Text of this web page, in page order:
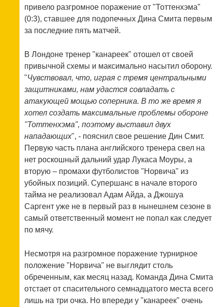
привело разгромное поражение от "Тоттенхэма"
(0:3), ставшее для подопечных Дина Смита первым
за последние пять матчей.
В Лондоне тренер "канареек" отошел от своей
привычной схемы и максимально насытил оборону.
"Чувствовал, что, играя с тремя центральными
защитниками, нам удастся совладать с
атакующей мощью соперника. В то же время я
хотел создать максимальные проблемы обороне
"Тоттенхэма", поэтому выставил двух
нападающих", - пояснил свое решение Дин Смит.
Первую часть плана английского тренера свел на
нет роскошный дальний удар Лукаса Моуры, а
вторую – промахи футболистов "Норвича" из
убойных позиций. Супершанс в начале второго
тайма не реализовал Адам Айда, а Джошуа
Саргент уже не в первый раз в нынешнем сезоне в
самый ответственный момент не попал как следует
по мячу.
Несмотря на разгромное поражение турнирное
положение "Норвича" не выглядит столь
обреченным, как месяц назад. Команда Дина Смита
отстает от спасительного семнадцатого места всего
лишь на три очка. Но впереди у "канареек" очень